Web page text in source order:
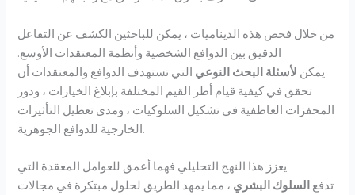
من خلال فحص هذه الديناميات ، يمكن للباحثين الكشف عن التفاعل
الدقيق بين الدوافع الشخصية وأنظمة المعتقدات الأوسع.
يمكن لأسئلة البحث النوعي التي تستهدف الدوافع والمعتقدات أن
تحقق في كيفية قيام أطر القيم المختلفة بإبلاغ الخيارات ، ودور
المحفزات العاطفية في تشكيل السلوكيات ، ومدى تعطيل التأثيرات
الخارجية للدوافع الجوهرية.
يعزز هذا النهج التحليلي فهما أعمق للعوامل المعقدة التي
تدفع السلوك البشري ، مما يمهد الطريق لحلول مبتكرة في مجالات